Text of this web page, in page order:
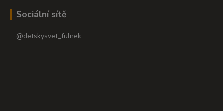
Sociální sítě
@detskysvet_fulnek